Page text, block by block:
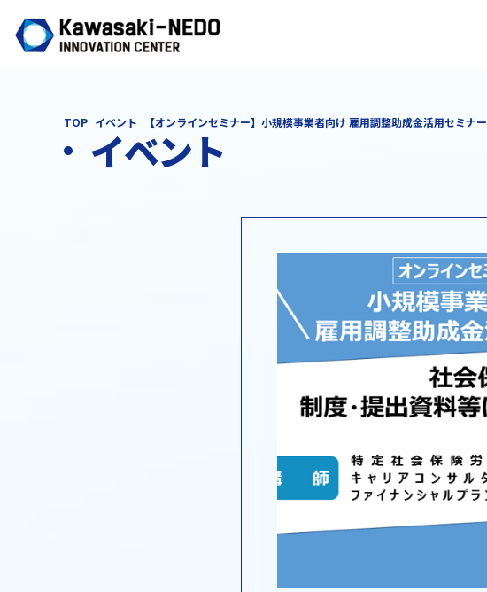
TOP イベント 【オンラインセミナー】小規模事業者向け 雇用調整助成金活用セミナー
イベント